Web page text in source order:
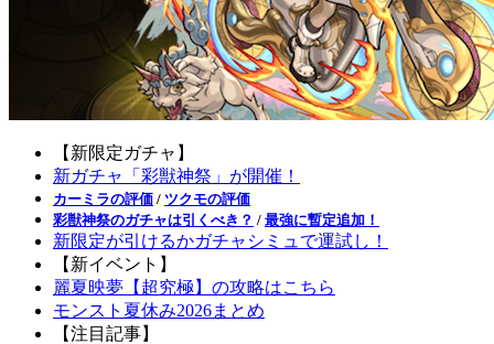
【新限定ガチャ】
新ガチャ「彩獣神祭」が開催！
カーミラの評価 / ツクモの評価
彩獣神祭のガチャは引くべき？ / 最強に暫定追加！
新限定が引けるかガチャシミュで運試し！
【新イベント】
麗夏映夢【超究極】の攻略はこちら
モンスト夏休み2026まとめ
【注目記事】